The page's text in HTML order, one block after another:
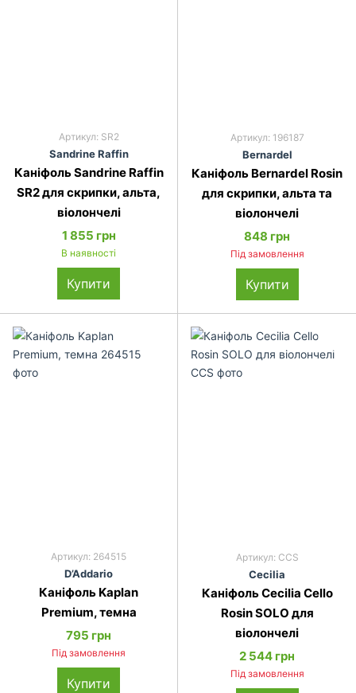
Артикул: SR2
Sandrine Raffin
Каніфоль Sandrine Raffin
SR2 для скрипки, альта,
віолончелі
1 855 грн
В наявності
Купити
Артикул: 196187
Bernardel
Каніфоль Bernardel Rosin
для скрипки, альта та
віолончелі
848 грн
Під замовлення
Купити
Артикул: 264515
D’Addario
Каніфоль Kaplan
Premium, темна
795 грн
Під замовлення
Купити
Артикул: CCS
Ce­ci­lia
Каніфоль Cecilia Cello
Rosin SOLO для
віолончелі
2 544 грн
Під замовлення